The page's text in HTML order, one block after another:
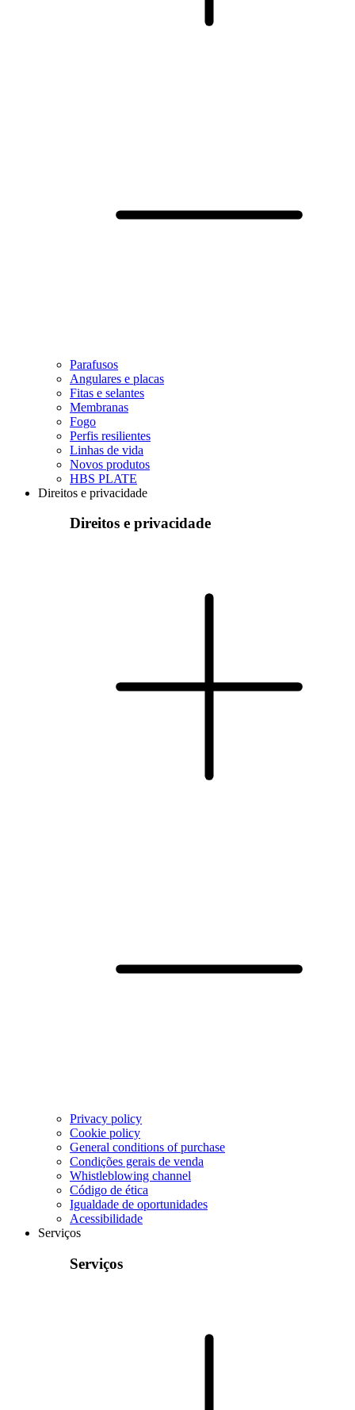
Parafusos
Angulares e placas
Fitas e selantes
Membranas
Fogo
Perfis resilientes
Linhas de vida
Novos produtos
HBS PLATE
Direitos e privacidade
Direitos e privacidade
Privacy policy
Cookie policy
General conditions of purchase
Condições gerais de venda
Whistleblowing channel
Código de ética
Igualdade de oportunidades
Acessibilidade
Serviços
Serviços